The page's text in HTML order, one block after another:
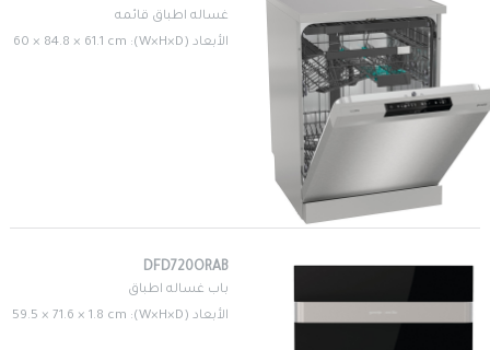
غساله اطباق قائمه
الأبعاد (W×H×D): 60 × 84.8 × 61.1 cm
DFD720ORAB
باب غساله اطباق
الأبعاد (W×H×D): 59.5 × 71.6 × 1.8 cm